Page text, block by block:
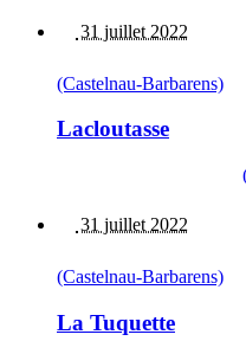
31 juillet 2022
(Castelnau-Barbarens)
Lacloutasse
31 juillet 2022
(Castelnau-Barbarens)
La Tuquette